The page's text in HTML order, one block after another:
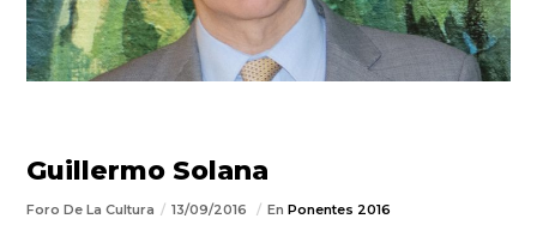
Guillermo Solana
Foro De La Cultura 13/09/2016 EnPonentes 2016